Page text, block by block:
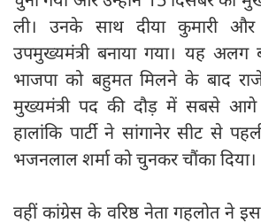
ली। उनके साथ दीया कुमारी और
उपमुख्यमंत्री बनाया गया। यह अलग
भाजपा को बहुमत मिलने के बाद
मुख्यमंत्री पद की दौड़ में सबसे आगे
हालांकि पार्टी ने सांगानेर सीट से
भजनलाल शर्मा को चुनकर चौंका दिया।
वहीं कांग्रेस के वरिष्ठ नेता गहलोत ने